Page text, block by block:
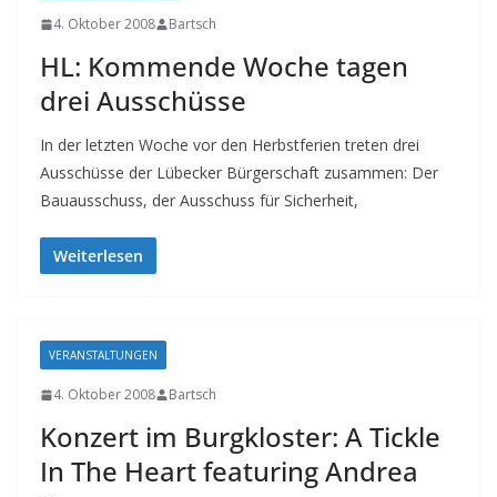
4. Oktober 2008 Bartsch
HL: Kommende Woche tagen
drei Ausschüsse
In der letzten Woche vor den Herbstferien treten drei
Ausschüsse der Lübecker Bürgerschaft zusammen: Der
Bauausschuss, der Ausschuss für Sicherheit,
Weiterlesen
VERANSTALTUNGEN
4. Oktober 2008 Bartsch
Konzert im Burgkloster: A Tickle
In The Heart featuring Andrea